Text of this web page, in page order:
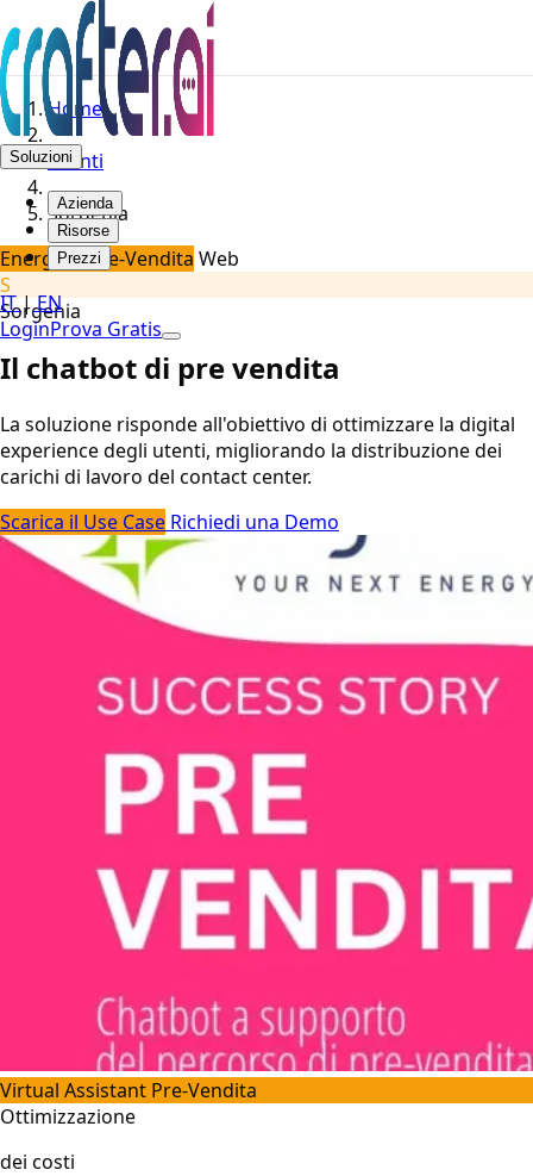
Soluzioni
Azienda
Risorse
Prezzi
IT|EN
LoginProva Gratis
Home
Clienti
Sorgenia
Energia – Pre-Vendita Web
S
Sorgenia
Il chatbot di pre vendita
La soluzione risponde all'obiettivo di ottimizzare la digital
experience degli utenti, migliorando la distribuzione dei
carichi di lavoro del contact center.
Scarica il Use Case Richiedi una Demo
Virtual Assistant Pre-Vendita
Ottimizzazione
dei costi